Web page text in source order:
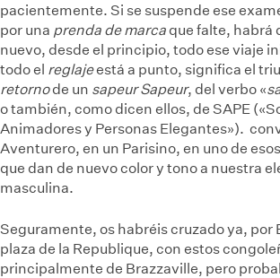
pacientemente. Si se suspende ese
por una prenda de marca que falte, habrá
nuevo, desde el principio, todo ese viaje
todo el reglajeestá a punto, significa el
retornode un sapeur Sapeur, del verbo «
o también, como dicen ellos, de SAPE
Animadores y Personas Elegantes»).
Aventurero, en un Parisino, en uno de
que dan de nuevo color y tono a nuestra
masculina.
Seguramente, os habréis cruzado ya, por
plaza de la Republique, con estos
principalmente de Brazzaville, pero